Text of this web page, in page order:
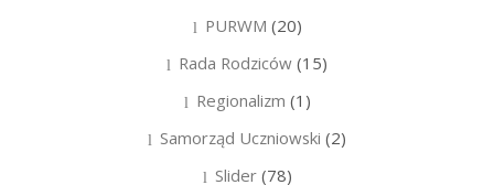
PURWM (20)
Rada Rodziców (15)
Regionalizm (1)
Samorząd Uczniowski (2)
Slider(78)